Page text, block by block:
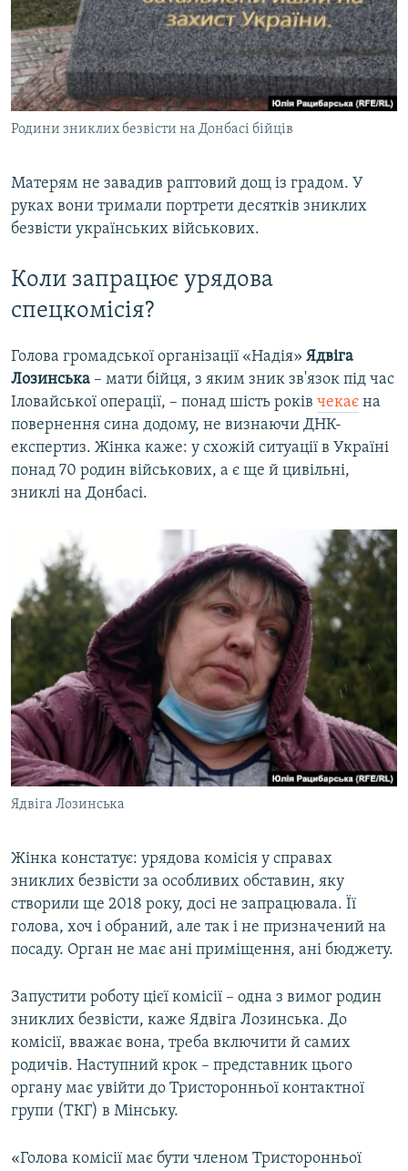
Родини зниклих безвісти на Донбасі бійців
Матерям не завадив раптовий дощ із градом. У
руках вони тримали портрети десятків зниклих
безвісти українських військових.
Коли запрацює урядова
спецкомісія?
Голова громадської організації «Надія» Ядвіга
Лозинська – мати бійця, з яким зник зв'язок під час
Іловайської операції, – понад шість років чекає на
повернення сина додому, не визнаючи ДНК-
експертиз. Жінка каже: у схожій ситуації в Україні
понад 70 родин військових, а є ще й цивільні,
зниклі на Донбасі.
Ядвіга Лозинська
Жінка констатує: урядова комісія у справах
зниклих безвісти за особливих обставин, яку
створили ще 2018 року, досі не запрацювала. Її
голова, хоч і обраний, але так і не призначений на
посаду. Орган не має ані приміщення, ані бюджету.
Запустити роботу цієї комісії – одна з вимог родин
зниклих безвісти, каже Ядвіга Лозинська. До
комісії, вважає вона, треба включити й самих
родичів. Наступний крок – представник цього
органу має увійти до Тристоронньої контактної
групи (ТКГ) в Мінську.
«Голова комісії має бути членом Тристоронньої